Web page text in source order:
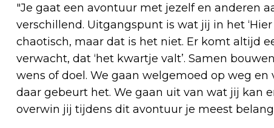
"Je gaat een avontuur met jezelf en anderen
verschillend. Uitgangspunt is wat jij in het
chaotisch, maar dat is het niet. Er komt altijd
verwacht, dat ‘het kwartje valt’. Samen
wens of doel. We gaan welgemoed op weg
daar gebeurt het. We gaan uit van wat jij kan
overwin jij tijdens dit avontuur je meest